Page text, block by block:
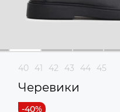
40 41 42 43 44 45
Черевики